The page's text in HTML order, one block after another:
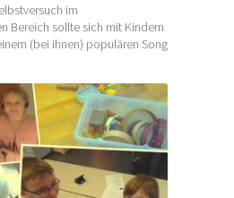
im
Bereich sollte sich mit Kindern
(bei ihnen) populären Song